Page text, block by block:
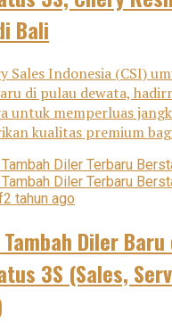
Bali
Sales Indonesia (CSI)
di pulau dewata,
untuk memperluas
kualitas premium
2 tahun ago
Diler
3S (Sales,